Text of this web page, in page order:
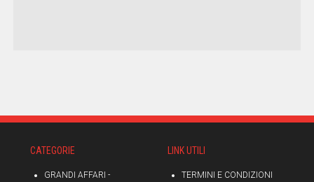
CATEGORIE
GRANDI AFFARI -
LINK UTILI
TERMINI E CONDIZIONI